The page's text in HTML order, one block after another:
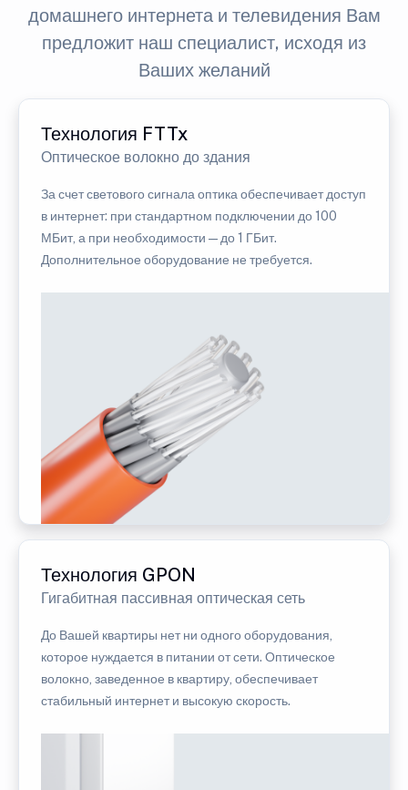
домашнего интернета и телевидения Вам
предложит наш специалист, исходя из
Ваших желаний
Технология FTTx
Оптическое волокно до здания
За счет светового сигнала оптика обеспечивает доступ
в интернет: при стандартном подключении до 100
МБит, а при необходимости — до 1 ГБит.
Дополнительное оборудование не требуется.
Технология GPON
Гигабитная пассивная оптическая сеть
До Вашей квартиры нет ни одного оборудования,
которое нуждается в питании от сети. Оптическое
волокно, заведенное в квартиру, обеспечивает
стабильный интернет и высокую скорость.